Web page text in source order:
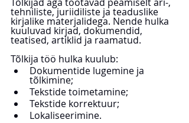
tehniliste, juriidiliste ja teaduslike
kirjalike materjalidega. Nende hulka
kuuluvad kirjad, dokumendid,
teatised, artiklid ja raamatud.
Tõlkija töö hulka kuulub:
Dokumentide lugemine ja
tõlkimine;
Tekstide toimetamine;
Tekstide korrektuur;
Lokaliseerimine.